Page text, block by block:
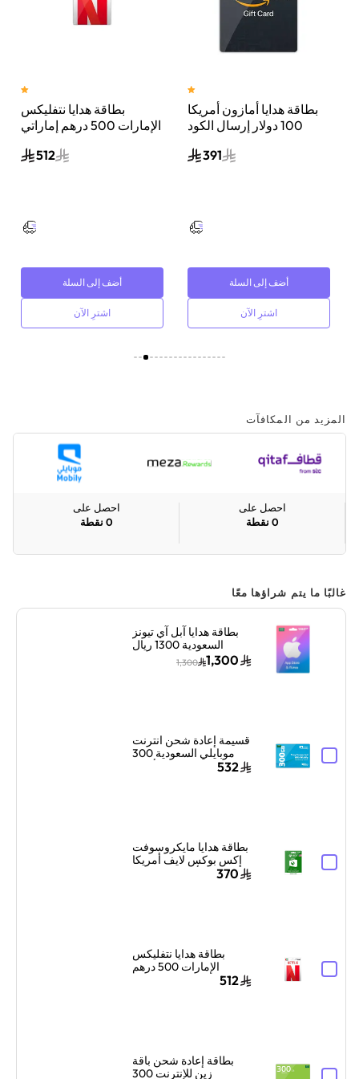
بطاقة هدايا نتفليكس
الإمارات 500 درهم إماراتي
الإلكتروني أبيض/أحمر
512
أضف إلى السلة
اشترِ الآن
بطاقة هدايا أمازون أمريكا
100 دولار إرسال الكود
أسود391
أضف إلى السلة
اشترِ الآن
المزيد من المكافآت
احصل على
0 نقطة
احصل على
0 نقطة
غالبًا ما يتم شراؤها معًا
بطاقة هدايا آبل آي تيونز
السعودية 1300 ريال
سعودي إرسال الكود
الرقمي بالبريد الإلكتروني
1,300
1,300
قسيمة إعادة شحن انترنت
موبايلي السعودية 300
532
بطاقة هدايا مايكروسوفت
إكس بوكس لايف أمريكا
100 دولار أمريكي إرسال370
بطاقة هدايا نتفليكس
الإمارات 500 درهم
إماراتي إرسال الكود512
بطاقة إعادة شحن باقة
زين للإنترنت 300